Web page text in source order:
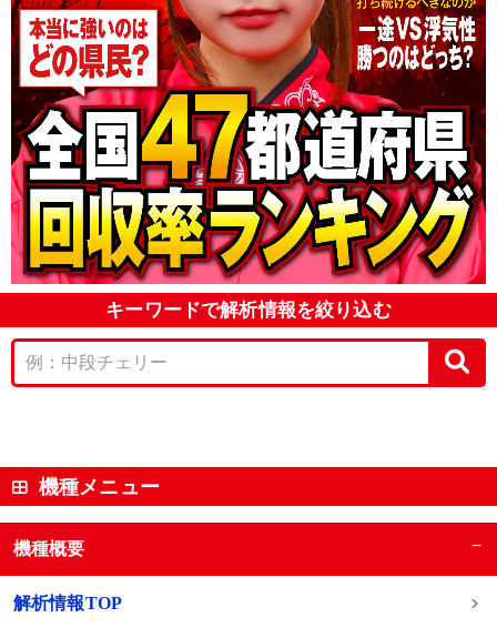
キーワードで解析情報を絞り込む
機種メニュー
機種概要 −
解析情報TOP